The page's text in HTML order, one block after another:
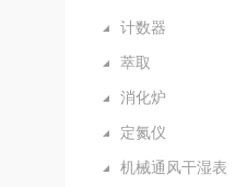
计数器
萃取
消化炉
定氮仪
机械通风干湿表